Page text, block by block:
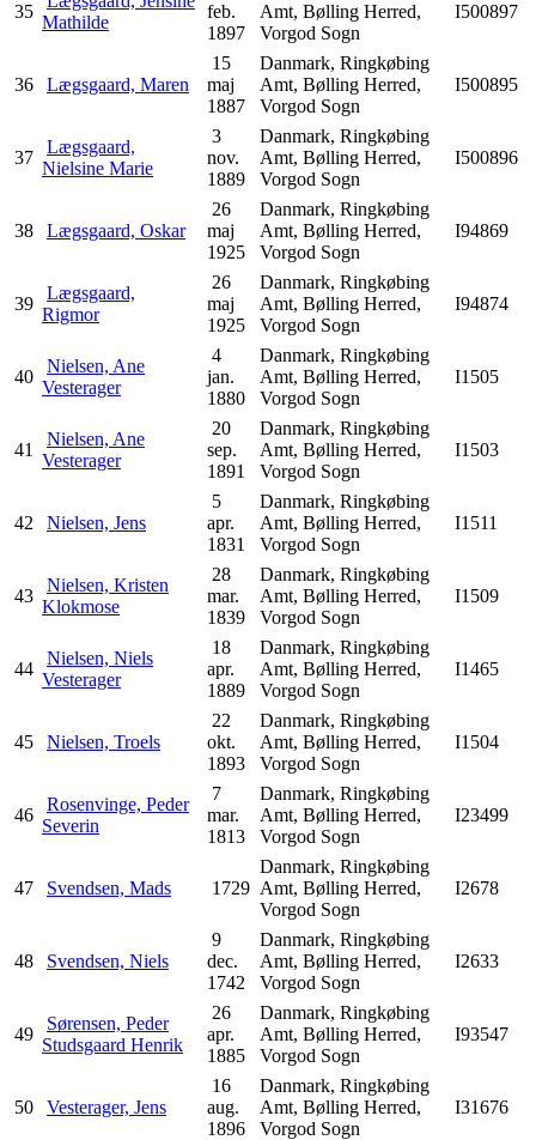
35
Mathilde
feb.
1897
Amt, Bølling Herred,
Vorgod Sogn
I500897
36 Lægsgaard, Maren
15
maj
1887
Danmark, Ringkøbing
Amt, Bølling Herred,
Vorgod Sogn
I500895
37
Lægsgaard,
Nielsine Marie
3
nov.
1889
Danmark, Ringkøbing
Amt, Bølling Herred,
Vorgod Sogn
I500896
38 Lægsgaard, Oskar
26
maj
1925
Danmark, Ringkøbing
Amt, Bølling Herred,
Vorgod Sogn
I94869
39
Lægsgaard,
Rigmor
26
maj
1925
Danmark, Ringkøbing
Amt, Bølling Herred,
Vorgod Sogn
I94874
40
Nielsen, Ane
Vesterager
4
jan.
1880
Danmark, Ringkøbing
Amt, Bølling Herred,
Vorgod Sogn
I1505
41
Nielsen, Ane
Vesterager
20
sep.
1891
Danmark, Ringkøbing
Amt, Bølling Herred,
Vorgod Sogn
I1503
42 Nielsen, Jens
5
apr.
1831
Danmark, Ringkøbing
Amt, Bølling Herred,
Vorgod Sogn
I1511
43
Nielsen, Kristen
Klokmose
28
mar.
1839
Danmark, Ringkøbing
Amt, Bølling Herred,
Vorgod Sogn
I1509
44
Nielsen, Niels
Vesterager
18
apr.
1889
Danmark, Ringkøbing
Amt, Bølling Herred,
Vorgod Sogn
I1465
45 Nielsen, Troels
22
okt.
1893
Danmark, Ringkøbing
Amt, Bølling Herred,
Vorgod Sogn
I1504
46
Rosenvinge, Peder
Severin
7
mar.
1813
Danmark, Ringkøbing
Amt, Bølling Herred,
Vorgod Sogn
I23499
47 Svendsen, Mads 1729
Danmark, Ringkøbing
Amt, Bølling Herred,
Vorgod Sogn
I2678
48 Svendsen, Niels
9
dec.
1742
Danmark, Ringkøbing
Amt, Bølling Herred,
Vorgod Sogn
I2633
49
Sørensen, Peder
Studsgaard Henrik
26
apr.
1885
Danmark, Ringkøbing
Amt, Bølling Herred,
Vorgod Sogn
I93547
50 Vesterager, Jens
16
aug.
1896
Danmark, Ringkøbing
Amt, Bølling Herred,
Vorgod Sogn
I31676